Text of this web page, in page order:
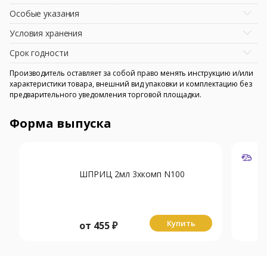
Особые указания
Условия хранения
Срок годности
Производитель оставляет за собой право менять инструкцию и/или
характеристики товара, внешний вид упаковки и комплектацию без
предварительного уведомления торговой площадки.
Форма выпуска
ШПРИЦ 2мл 3хкомп N100
от 455₽ Купить